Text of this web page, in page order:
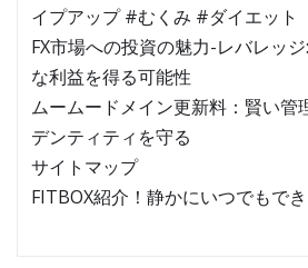
イプアップ #むくみ #ダイエット
FX市場への投資の魅力-レバレッ
な利益を得る可能性
ムームードメイン更新料：賢い管
デンティティを守る
サイトマップ
FITBOX紹介！静かにいつでもで